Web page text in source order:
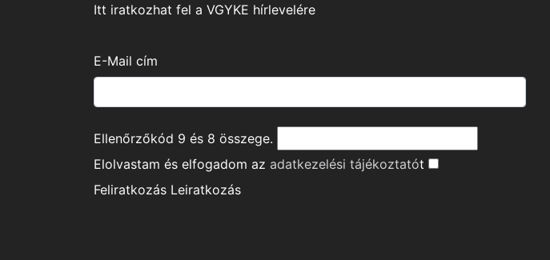
Itt iratkozhat fel a VGYKE hírlevelére
E-Mail cím
Ellenőrzőkód 9 és 8 összege.
Elolvastam és elfogadom az adatkezelési tájékoztatót
Feliratkozás Leiratkozás